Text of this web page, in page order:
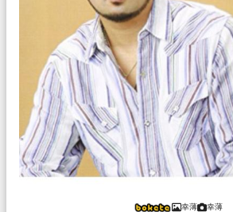
幸薄 幸薄